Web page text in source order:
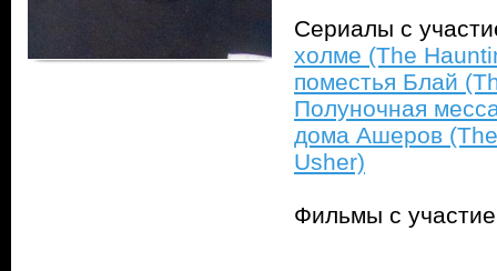
Сериалы с
холме (The
поместья Блай
Полуночная
дома Ашеров
Usher)
Фильмы с